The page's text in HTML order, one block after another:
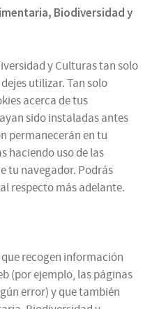
Biodiversidad y
y Culturas tan solo
utilizar. Tan solo
acerca de tus
sido instaladas antes
permanecerán en tu
haciendo uso de las
tu navegador. Podrás
respecto más adelante.
recogen información
(por ejemplo, las páginas
error) y que también